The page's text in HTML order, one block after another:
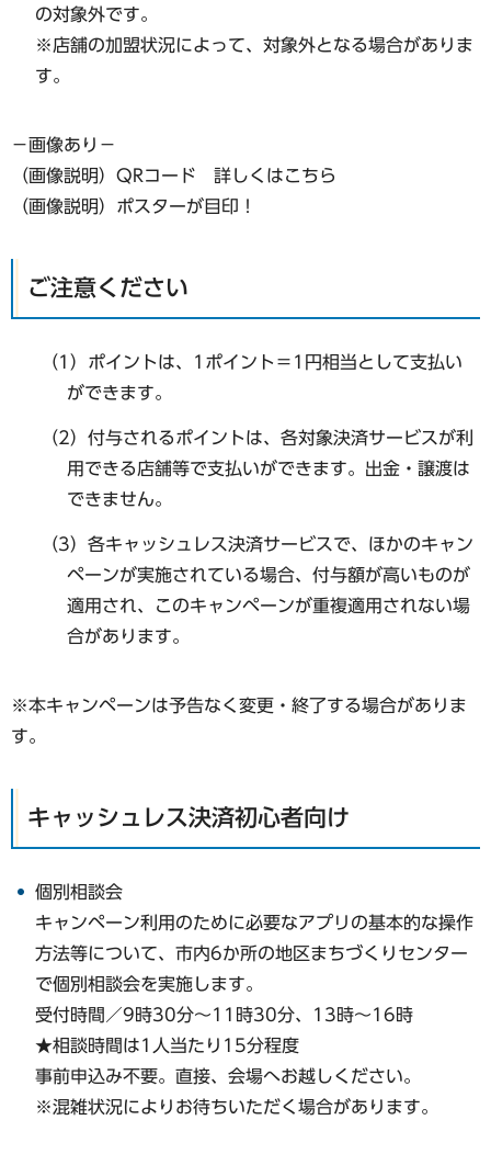
の対象外です。
※店舗の加盟状況によって、対象外となる場合がありま
す。
−画像あり−
（画像説明）QRコード 詳しくはこちら
（画像説明）ポスターが目印！
ご注意ください
（1）ポイントは、1ポイント＝1円相当として支払い
ができます。
（2）付与されるポイントは、各対象決済サービスが利
用できる店舗等で支払いができます。出金・譲渡は
できません。
（3）各キャッシュレス決済サービスで、ほかのキャン
ペーンが実施されている場合、付与額が高いものが
適用され、このキャンペーンが重複適用されない場
合があります。
※本キャンペーンは予告なく変更・終了する場合がありま
す。
キャッシュレス決済初心者向け
個別相談会
キャンペーン利用のために必要なアプリの基本的な操作
方法等について、市内6か所の地区まちづくりセンター
で個別相談会を実施します。
受付時間／9時30分〜11時30分、13時～16時
★相談時間は1人当たり15分程度
事前申込み不要。直接、会場へお越しください。
※混雑状況によりお待ちいただく場合があります。